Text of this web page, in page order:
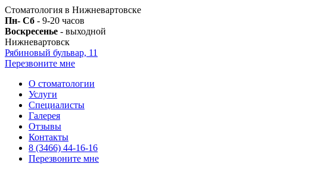
Стоматология в Нижневартовске
Пн- Сб - 9-20 часов
Воскресенье - выходной
Нижневартовск
Рябиновый бульвар, 11
Перезвоните мне
О стоматологии
Услуги
Специалисты
Галерея
Отзывы
Контакты
8 (3466) 44-16-16
Перезвоните мне